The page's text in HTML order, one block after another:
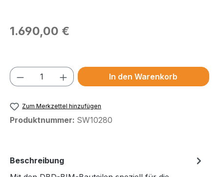
Regulärer Preis:
1.690,00 €
Produkt Anzahl: Gib den gewünschten
In den Warenkorb
Zum Merkzettel hinzufügen
Produktnummer: SW10280
Beschreibung